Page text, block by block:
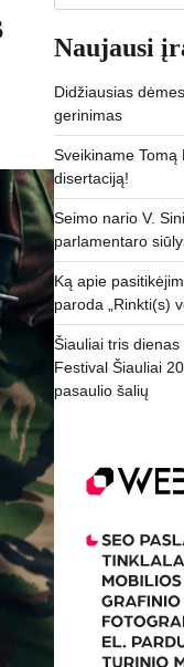
Naujausi
Didžiausias
gerinimas
Sveikiname
disertaciją!
Seimo nario V.
parlamentaro
Ką apie
paroda „Rinkti(s)
Šiauliai tris
Festival Šiauliai
pasaulio šalių